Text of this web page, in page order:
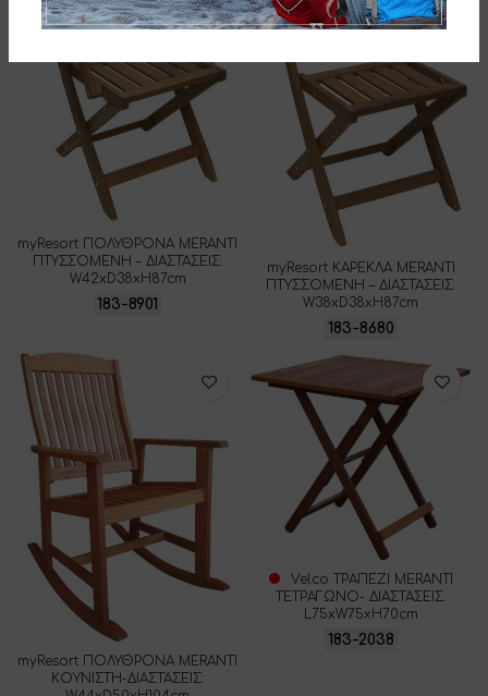
myResort ΠΟΛΥΘΡΟΝΑ MERANTI
ΠΤΥΣΣΟΜΕΝΗ – ΔΙΑΣΤΑΣΕΙΣ:
W42xD38xH87cm
183-8901
myResort ΚΑΡΕΚΛΑ MERANTI
ΠΤΥΣΣΟΜΕΝΗ – ΔΙΑΣΤΑΣΕΙΣ:
W38xD38xH87cm
183-8680
myResort ΠΟΛΥΘΡΟΝΑ MERANTI
ΚΟΥΝΙΣΤΗ-ΔΙΑΣΤΑΣΕΙΣ:
Velco ΤΡΑΠΕΖΙ MERANTI
ΤΕΤΡΑΓΩΝΟ- ΔΙΑΣΤΑΣΕΙΣ:
L75xW75xH70cm
183-2038